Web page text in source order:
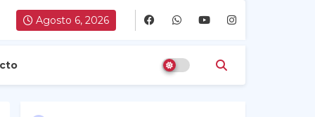
Agosto 6, 2026